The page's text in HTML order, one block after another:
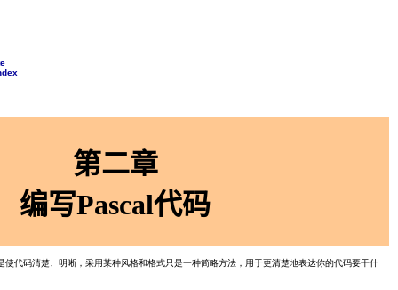
第二章
编写Pascal代码
代码清楚、明晰，采用某种风格和格式只是一种简略方法，用于更清楚地表达你的代码要干什